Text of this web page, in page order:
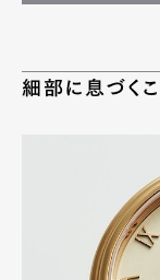
細部に息づく